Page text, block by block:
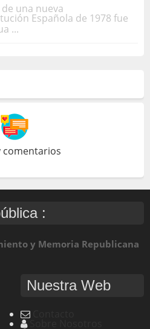
una nueva
Española de 1978 fue
...
comentarios
:
y Memoria Republicana
Nuestra Web